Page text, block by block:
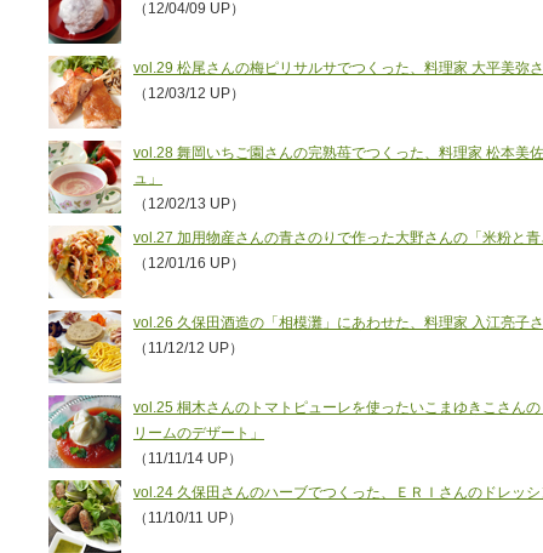
（12/04/09 UP）
vol.29 松尾さんの梅ピリサルサでつくった、料理家 大平美弥
（12/03/12 UP）
vol.28 舞岡いちご園さんの完熟苺でつくった、料理家 松本美
ュ」
（12/02/13 UP）
vol.27 加用物産さんの青さのりで作った大野さんの「米粉と
（12/01/16 UP）
vol.26 久保田酒造の「相模灘」にあわせた、料理家 入江亮子
（11/12/12 UP）
vol.25 桐木さんのトマトピューレを使ったいこまゆきこさん
リームのデザート」
（11/11/14 UP）
vol.24 久保田さんのハーブでつくった、ＥＲＩさんのドレッ
（11/10/11 UP）